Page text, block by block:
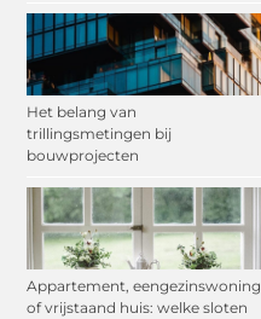
Het belang van
trillingsmetingen bij
bouwprojecten
Appartement, eengezinswoning
of vrijstaand huis: welke sloten